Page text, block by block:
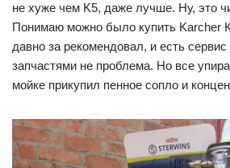
не хуже чем K5, даже лучше. Ну, это
Понимаю можно было купить Karcher
давно за рекомендовал, и есть сервис
запчастями не проблема. Но все
мойке прикупил пенное сопло и